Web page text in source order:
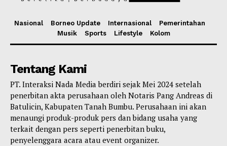
Nasional Borneo Update Internasional
Pemerintahan
Musik
Sports Lifestyle Kolom
Tentang Kami
PT. Interaksi Nada Media berdiri sejak Mei 2024 setelah
penerbitan akta perusahaan oleh Notaris Pang Andreas di
Batulicin, Kabupaten Tanah Bumbu. Perusahaan ini akan
menaungi produk-produk pers dan bidang usaha yang
terkait dengan pers seperti penerbitan buku,
penyelenggara acara atau event organizer.